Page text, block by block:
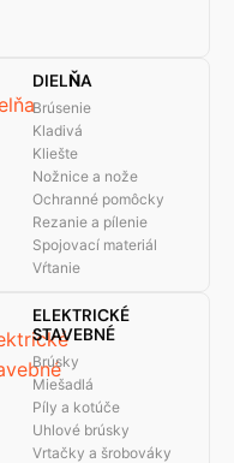
DIELŇA
Brúsenie
Kladivá
Kliešte
Nožnice a nože
Ochranné pomôcky
Rezanie a pílenie
Spojovací materiál
Vŕtanie
ELEKTRICKÉ
STAVEBNÉ
Brúsky
Miešadlá
Píly a kotúče
Uhlové brúsky
Vrtačky a šrobováky